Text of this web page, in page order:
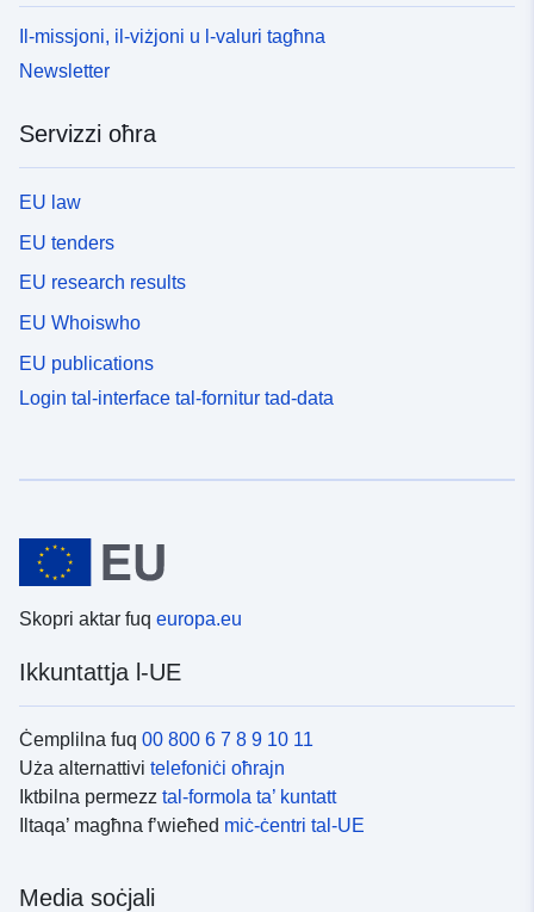
Il-missjoni, il-viżjoni u l-valuri tagħna
Newsletter
Servizzi oħra
EU law
EU tenders
EU research results
EU Whoiswho
EU publications
Login tal-interface tal-fornitur tad-data
Skopri aktar fuq europa.eu
Ikkuntattja l-UE
Ċemplilna fuq 00 800 6 7 8 9 10 11
Uża alternattivi telefoniċi oħrajn
Iktbilna permezz tal-formola ta’ kuntatt
Iltaqa’ magħna f’wieħed miċ-ċentri tal-UE
Media soċjali